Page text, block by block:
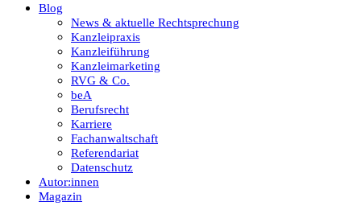
Blog
News & aktuelle Rechtsprechung
Kanzleipraxis
Kanzleiführung
Kanzleimarketing
RVG & Co.
beA
Berufsrecht
Karriere
Fachanwaltschaft
Referendariat
Datenschutz
Autor:innen
Magazin